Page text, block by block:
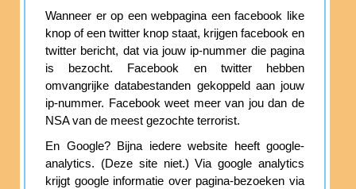
Wanneer er op een webpagina een facebook like
knop of een twitter knop staat, krijgen facebook en
twitter bericht, dat via jouw ip-nummer die pagina
is bezocht. Facebook en twitter hebben
omvangrijke databestanden gekoppeld aan jouw
ip-nummer. Facebook weet meer van jou dan de
NSA van de meest gezochte terrorist.
En Google? Bijna iedere website heeft google-
analytics. (Deze site niet.) Via google analytics
krijgt google informatie over pagina-bezoeken via